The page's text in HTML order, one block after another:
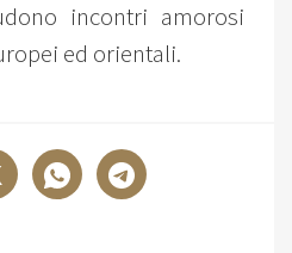
incontri amorosi
ed orientali.